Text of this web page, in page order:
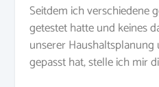
Seitdem ich verschiedene
getestet hatte und keines
unserer
gepasst hat, stelle ich mir